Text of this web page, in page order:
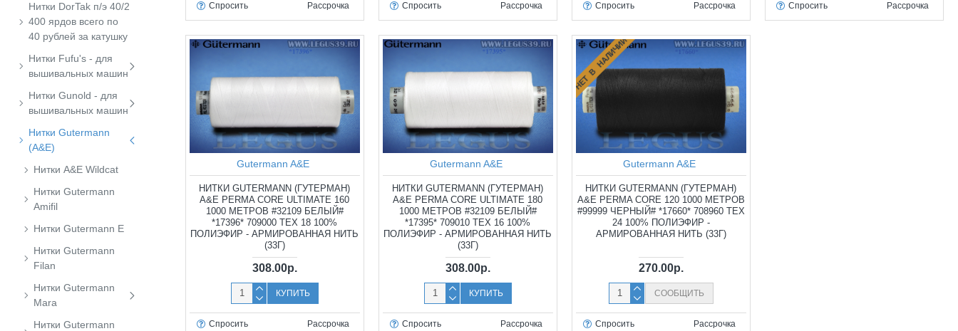
Нитки DorTak п/э 40/2
400 ярдов всего по
40 рублей за катушку
Нитки Fufu's - для
вышивальных машин
Нитки Gunold - для
вышивальных машин
Нитки Gutermann
(A&E)
Нитки A&E Wildcat
Нитки Gutermann
Amifil
Нитки Gutermann E
Нитки Gutermann
Filan
Нитки Gutermann
Mara
Нитки Gutermann
Спросить Рассрочка Спросить Рассрочка Спросить Рассрочка Спросить Рассрочка
Gutermann A&E
НИТКИ GUTERMANN (ГУТЕРМАН)
A&E PERMA CORE ULTIMATE 160
1000 МЕТРОВ #32109 БЕЛЫЙ#
*17396* 709000 TEX 18 100%
ПОЛИЭФИР - АРМИРОВАННАЯ НИТЬ
(33Г)
308.00р.
КУПИТЬ
Спросить Рассрочка
Gutermann A&E
НИТКИ GUTERMANN (ГУТЕРМАН)
A&E PERMA CORE ULTIMATE 180
1000 МЕТРОВ #32109 БЕЛЫЙ#
*17395* 709010 TEX 16 100%
ПОЛИЭФИР - АРМИРОВАННАЯ НИТЬ
(33Г)
308.00р.
КУПИТЬ
Спросить Рассрочка
НЕТ В НАЛИЧИИ
Gutermann A&E
НИТКИ GUTERMANN (ГУТЕРМАН)
A&E PERMA CORE 120 1000 МЕТРОВ
#99999 ЧЕРНЫЙ# *17660* 708960 TEX
24 100% ПОЛИЭФИР -
АРМИРОВАННАЯ НИТЬ (33Г)
270.00р.
СООБЩИТЬ
Спросить Рассрочка